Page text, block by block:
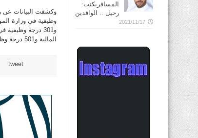
المالية و501 درجة وظيفية في وزارة الخارجية و389 درجة وظيفية في جهتين أخريين.
tweet
المسافريكتب:
رحيل .. الوافدين
2021/11/17